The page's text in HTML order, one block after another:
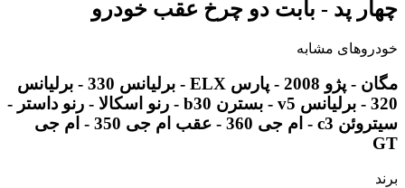
چهار پد - بابت دو چرخ عقب خودرو
خودروهای مشابه
مگان - پژو 2008 - پارس ELX - برلیانس 330 - برلیانس
320 - برلیانس v5 - بسترن b30 - رنو اسکالا - رنو داستر -
سیتروئن c3 - ام جی 360 - عقب ام جی 350 - ام جی
GT
برند